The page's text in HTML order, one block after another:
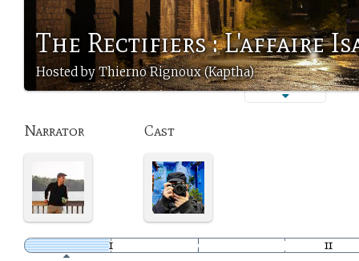
The Rectifiers : L'affaire
Hosted by Thierno Rignoux (Kaptha)
Narrator Cast